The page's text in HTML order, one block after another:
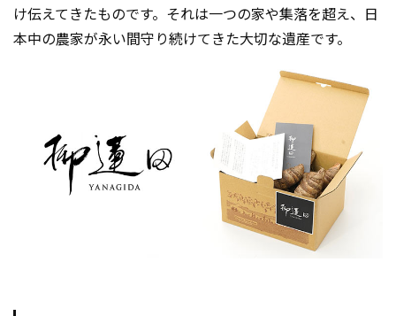
け伝えてきたものです。それは一つの家や集落を超え、日
本中の農家が永い間守り続けてきた大切な遺産です。